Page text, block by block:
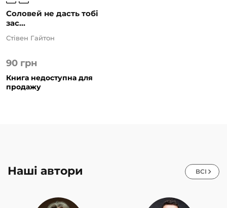
Соловей не дасть тобі
зас...
90 грн
Стівен Гайтон
Книга недоступна для
продажу
Наші автори ВСІ